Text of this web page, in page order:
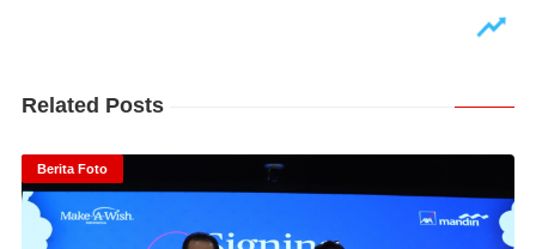
Related Posts
Berita Foto